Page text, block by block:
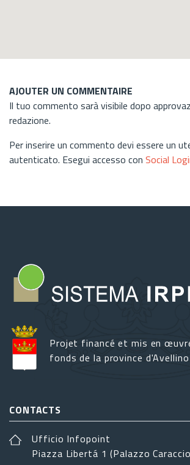
AJOUTER UN COMMENTAIRE
Il tuo commento sarà visibile dopo
redazione.
Per inserire un commento devi essere un
autenticato. Esegui accesso con Social
Projet financé et mis en
fonds de la province d'Avellino
CONTACTS
Ufficio Infopoint
Piazza Libertá 1 (Palazzo